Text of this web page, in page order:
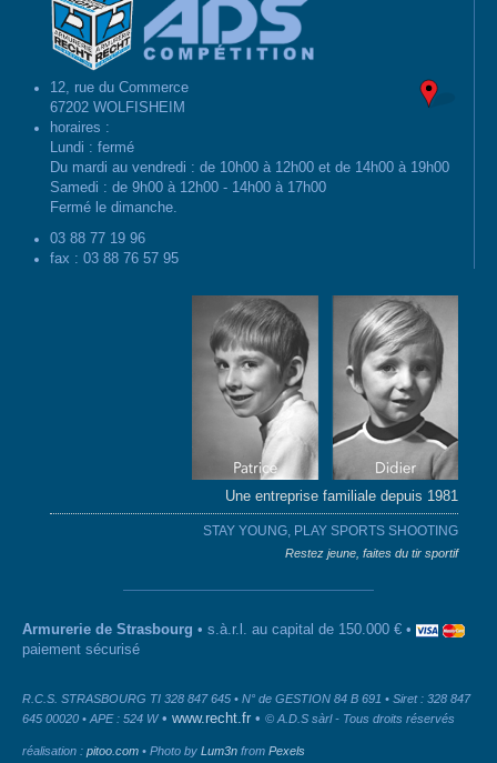
12, rue du Commerce
67202 WOLFISHEIM
horaires :
Lundi : fermé
Du mardi au vendredi : de 10h00 à 12h00 et de 14h00 à 19h00
Samedi : de 9h00 à 12h00 - 14h00 à 17h00
Fermé le dimanche.
03 88 77 19 96
fax : 03 88 76 57 95
Une entreprise familiale depuis 1981
STAY YOUNG, PLAY SPORTS SHOOTING
Restez jeune, faites du tir sportif
Armurerie de Strasbourg • s.à.r.l. au capital de 150.000 € •
paiement sécurisé
R.C.S. STRASBOURG TI 328 847 645 • N° de GESTION 84 B 691 • Siret : 328 847
645 00020 • APE : 524 W• www.recht.fr • © A.D.S sàrl - Tous droits réservés
réalisation : pitoo.com • Photo by Lum3n from Pexels